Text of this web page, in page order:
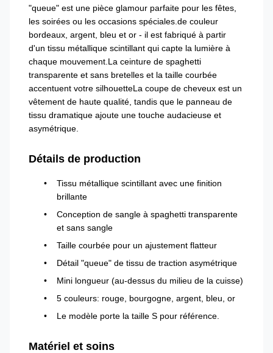
"queue" est une pièce glamour parfaite pour les fêtes,
les soirées ou les occasions spéciales.de couleur
bordeaux, argent, bleu et or - il est fabriqué à partir
d'un tissu métallique scintillant qui capte la lumière à
chaque mouvement.La ceinture de spaghetti
transparente et sans bretelles et la taille courbée
accentuent votre silhouetteLa coupe de cheveux est un
vêtement de haute qualité, tandis que le panneau de
tissu dramatique ajoute une touche audacieuse et
asymétrique.
Détails de production
Tissu métallique scintillant avec une finition
brillante
Conception de sangle à spaghetti transparente
et sans sangle
Taille courbée pour un ajustement flatteur
Détail "queue" de tissu de traction asymétrique
Mini longueur (au-dessus du milieu de la cuisse)
5 couleurs: rouge, bourgogne, argent, bleu, or
Le modèle porte la taille S pour référence.
Matériel et soins